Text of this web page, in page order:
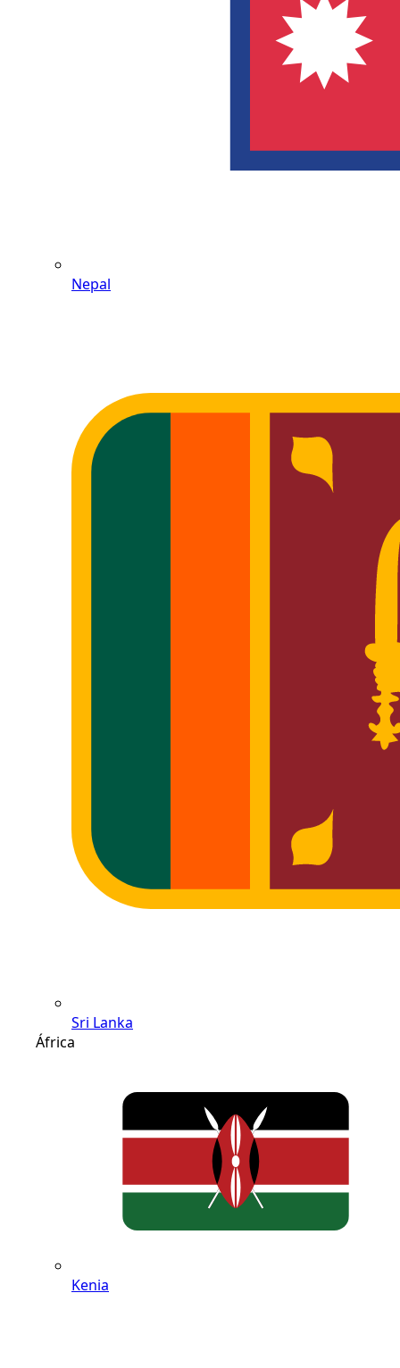
Nepal
Sri Lanka
África
Kenia